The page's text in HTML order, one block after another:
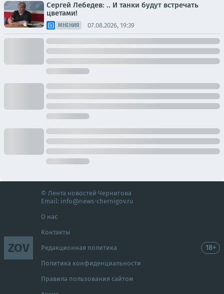
Сергей Лебедев: .. И танки будут встречать
цветами!
МНЕНИЯ 07.08.2026, 19:39
ZOV
© Лента новостей Чернигова
Email: info@news-chernigov.ru
О нас
Контакты
Редакционная политика
Политика конфиденциальности
Правила пользования сайтом
18+